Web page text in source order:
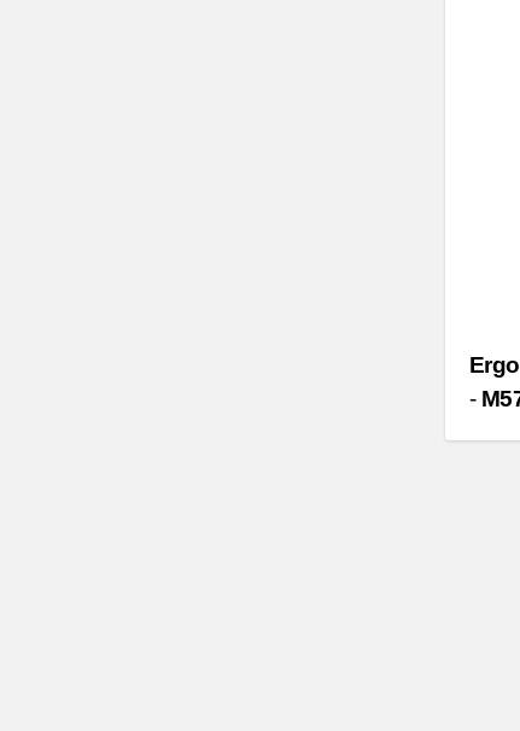
סקירה: זה מה שחשבנו על העכבר הארגונומי Ergo